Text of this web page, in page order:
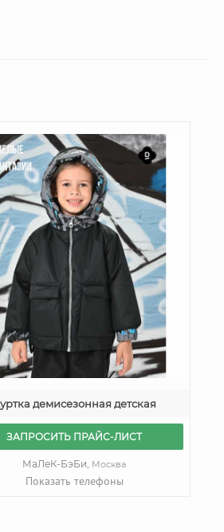
демисезонная детская
ЗАПРОСИТЬ ПРАЙС-ЛИСТ
МаЛеК-БэБи, Москва
Показать телефоны